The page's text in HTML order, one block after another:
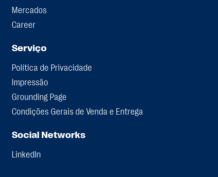
Mercados
Career
Serviço
Política de Privacidade
Impressão
Grounding Page
Condições Gerais de Venda e Entrega
Social Networks
LinkedIn